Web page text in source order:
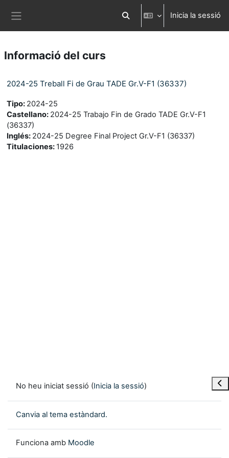
Commuta l'entrada de la cerca
Inicia la sessió
Informació del curs
2024-25 Treball Fi de Grau TADE Gr.V-F1 (36337)
Tipo: 2024-25
Castellano: 2024-25 Trabajo Fin de Grado TADE Gr.V-F1
(36337)
Inglés: 2024-25 Degree Final Project Gr.V-F1 (36337)
Titulaciones: 1926
No heu iniciat sessió (Inicia la sessió)
Canvia al tema estàndard.
Funciona amb Moodle